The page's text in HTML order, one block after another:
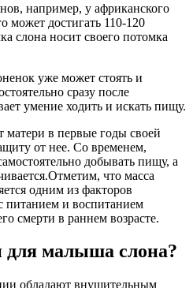
например, у африканского
может достигать 110-120
слона носит своего потомка
уже может стоять и
сразу после
умение ходить и искать пищу.
матери в первые годы своей
от нее. Со временем,
добывать пищу, а
что масса
одним из факторов
и воспитанием
смерти в раннем возрасте.
для малыша слона?
обладают внушительным